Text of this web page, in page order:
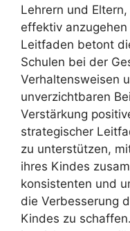
Lehrern und
effektiv
Leitfaden betont
Schulen bei der
Verhaltensweisen
unverzichtbaren
Verstärkung
strategischer
zu unterstützen,
ihres Kindes
konsistenten und
die Verbesserung
Kindes zu